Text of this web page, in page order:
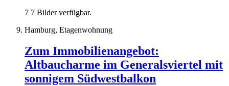
7 7 Bilder verfügbar.
Hamburg, Etagenwohnung
Zum Immobilienangebot:
Altbaucharme im Generalsviertel mit
sonnigem Südwestbalkon